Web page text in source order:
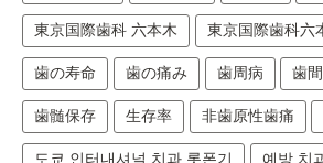
東京国際歯科 六本木 東京国際歯科六
歯の寿命 歯の痛み 歯周病 歯
歯髄保存 生存率 非歯原性歯痛
도쿄 인터내셔널 치과 롯폰기 예방 치